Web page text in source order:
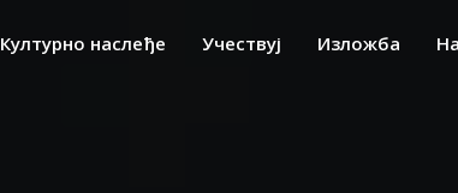
Културно наслеђе Учествуј Изложба